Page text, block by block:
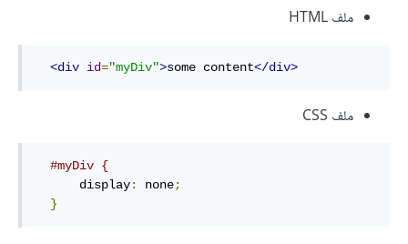
ملف HTML
<div id="myDiv">some content</div>
ملف CSS
#myDiv {
      display
: none;
}